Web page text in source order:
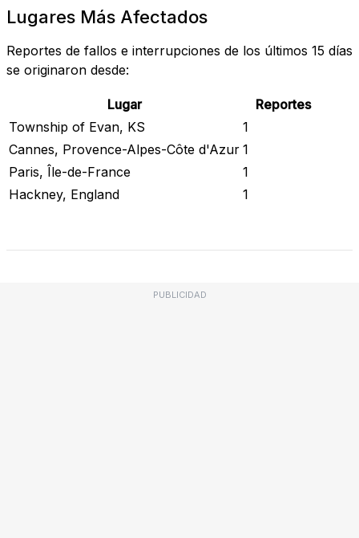
Lugares Más Afectados
Reportes de fallos e interrupciones de los últimos 15 días
se originaron desde:
Lugar
Reportes
Township of Evan, KS
1
Cannes, Provence-Alpes-Côte d'Azur 1
Paris, Île-de-France
1
Hackney, England
1
PUBLICIDAD